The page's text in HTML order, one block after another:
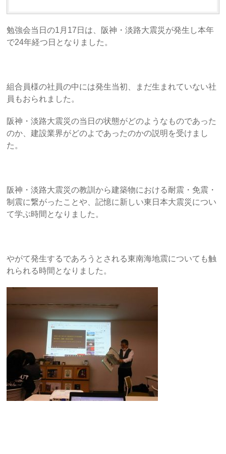
勉強会当日の1月17日は、阪神・淡路大震災が発生し本年
で24年経つ日となりました。
組合員様の社員の中には発生当初、まだ生まれていない社
員もおられました。
阪神・淡路大震災の当日の状態がどのようなものであった
のか、建設業界がどのよであったのかの説明を受けまし
た。
阪神・淡路大震災の教訓から建築物における耐震・免震・
制震に繋がったことや、記憶に新しい東日本大震災につい
て学ぶ時間となりました。
やがて発生するであろうとされる東南海地震についても触
れられる時間となりました。